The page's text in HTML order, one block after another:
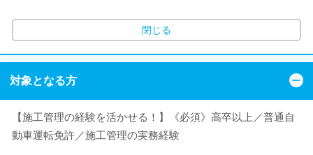
閉じる
対象となる方
【施工管理の経験を活かせる！】《必須》高卒以上／普通自
動車運転免許／施工管理の実務経験